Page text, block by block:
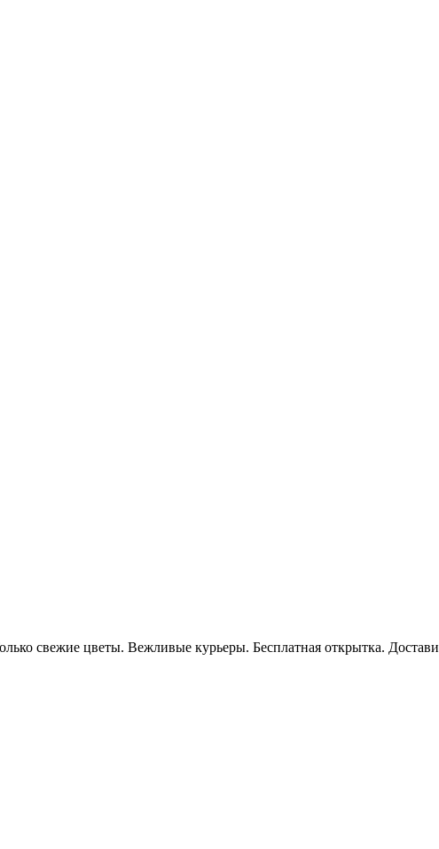
свежие цветы. Вежливые курьеры. Бесплатная открытка.